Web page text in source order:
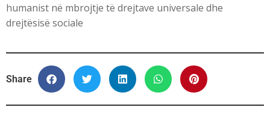
humanist në mbrojtje të drejtave universale dhe
drejtësisë sociale
Share